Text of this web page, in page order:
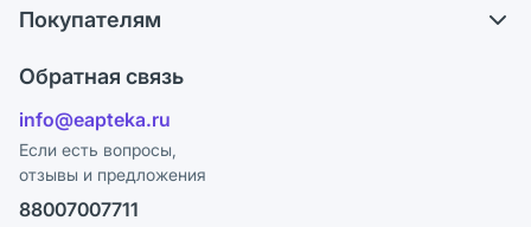
Ответы на вопросы
Блог
Карьера
Поставщики
Лицензия
Реклама на сайте
Ваши товары на ЕАПТЕКЕ
Покупателям
Программа СберСпасибо
Политика конфиденциальности
Пользовательское соглашение
Обратная связь
info@eapteka.ru
Если есть вопросы,
отзывы и предложения
88007007711